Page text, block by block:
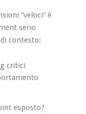
“veloci” è
serio
contesto:
critici
esposto?